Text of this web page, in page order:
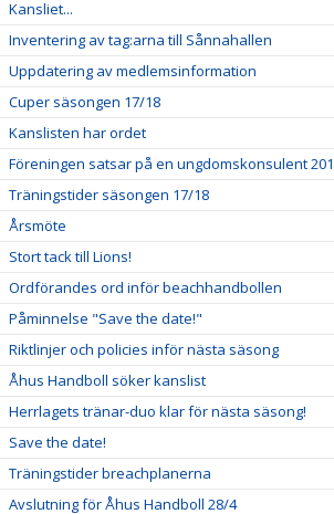
Kansliet...
Inventering av tag:arna till Sånnahallen
Uppdatering av medlemsinformation
Cuper säsongen 17/18
Kanslisten har ordet
Föreningen satsar på en ungdomskonsulent
Träningstider säsongen 17/18
Årsmöte
Stort tack till Lions!
Ordförandes ord inför beachhandbollen
Påminnelse "Save the date!"
Riktlinjer och policies inför nästa säsong
Åhus Handboll söker kanslist
Herrlagets tränar-duo klar för nästa säsong!
Save the date!
Träningstider breachplanerna
Avslutning för Åhus Handboll 28/4